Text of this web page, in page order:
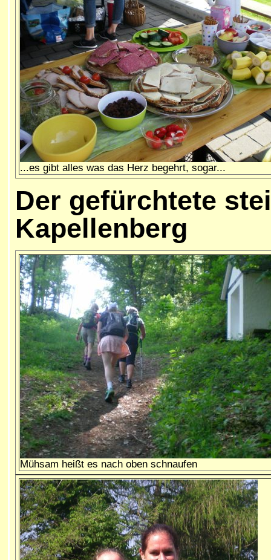
...es gibt alles was das Herz begehrt, sogar...
Der gefürchtete
Kapellenberg
Mühsam heißt es nach oben schnaufen